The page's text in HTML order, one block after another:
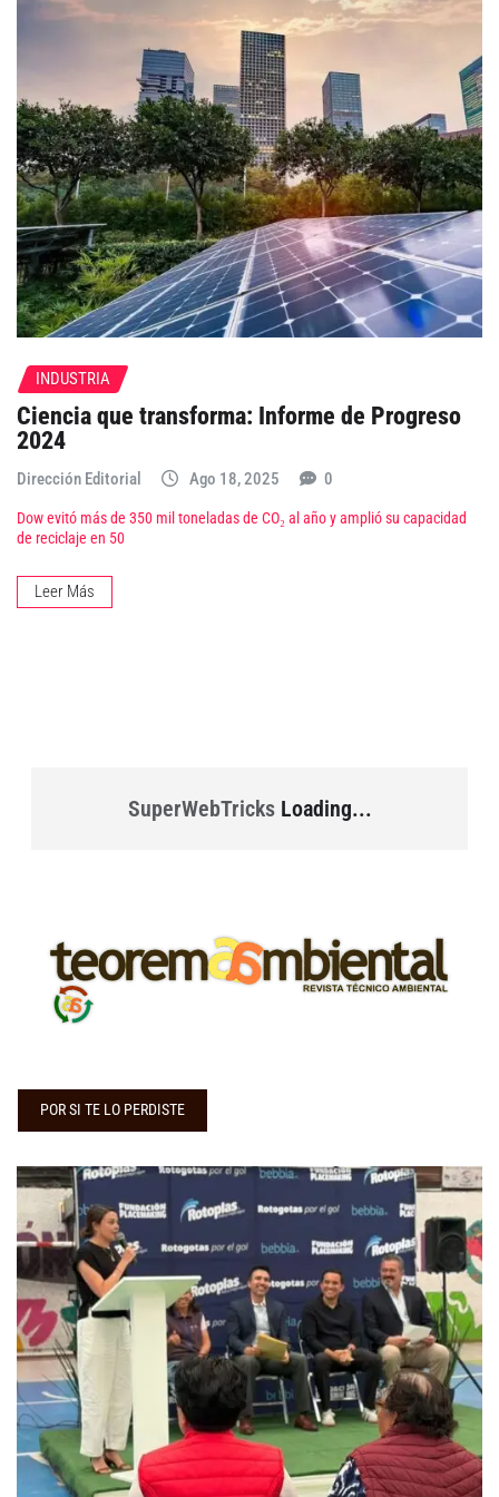
INDUSTRIA
Ciencia que transforma: Informe de Progreso
2024
Dirección Editorial Ago 18, 2025 0
Dow evitó más de 350 mil toneladas de CO₂ al año y amplió su capacidad
de reciclaje en 50
Leer Más
SuperWebTricksLoading...
POR SI TE LO PERDISTE